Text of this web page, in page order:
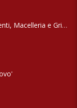
e Griglieria